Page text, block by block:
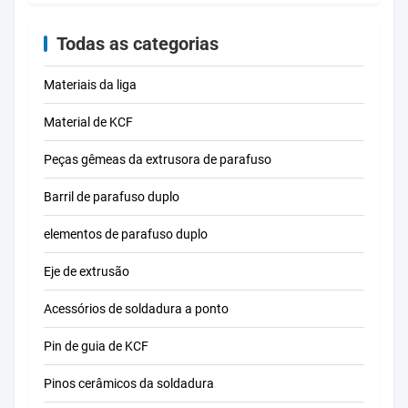
Todas as categorias
Materiais da liga
Material de KCF
Peças gêmeas da extrusora de parafuso
Barril de parafuso duplo
elementos de parafuso duplo
Eje de extrusão
Acessórios de soldadura a ponto
Pin de guia de KCF
Pinos cerâmicos da soldadura